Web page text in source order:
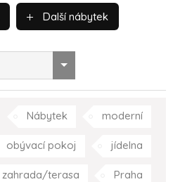
Další nábytek
Nábytek moderní
obývací pokoj jídelna
zahrada/terasa Praha